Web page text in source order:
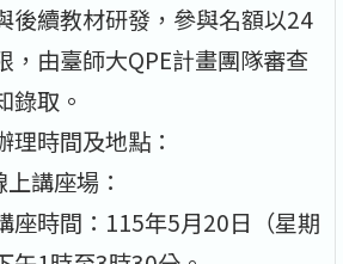
後續教材研發，參與名額以24
，由臺師大QPE計畫團隊審查
錄取。
理時間及地點：
講座場：
座時間：115年5月20日（星期